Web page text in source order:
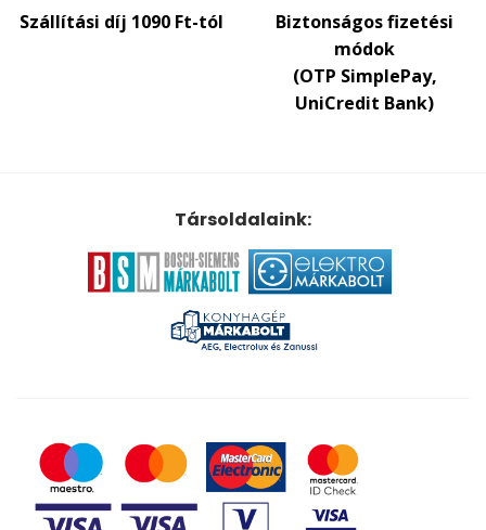
Szállítási díj 1090 Ft-tól
Biztonságos fizetési
módok
(OTP SimplePay,
UniCredit Bank)
Társoldalaink: